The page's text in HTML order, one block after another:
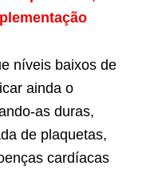
níveis baixos de
ainda o
as duras,
de plaquetas,
cardíacas